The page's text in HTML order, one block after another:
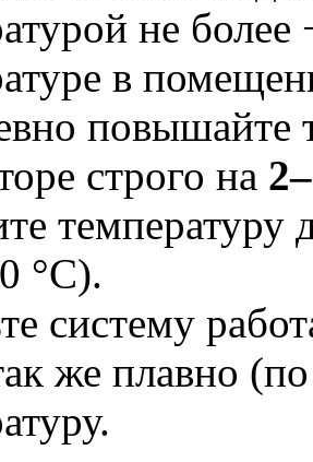
не
в
повышайте
строго на
температуру
°C).
систему
же плавно